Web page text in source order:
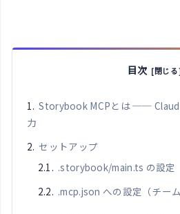
目次
Storybook MCPとは ──
力
セットアップ
.storybook/main.ts の設定
.mcp.json への設定（チーム